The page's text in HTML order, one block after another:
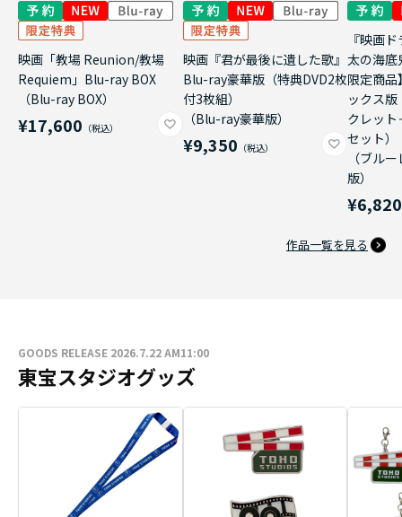
映画「教場 Reunion/教場
Requiem」Blu-ray BOX
（Blu-ray BOX）
¥17,600
映画『君が最後に遺した歌』
Blu-ray豪華版（特典DVD2枚
付3枚組）
（Blu-ray豪華版）
¥9,350
『映画
太の海底
限定商品
ックス
クレッ
セット）
（ブル
版）
¥6,820
作品一覧を見る
GOODS RELEASE 2026.7.22 AM11:00
東宝スタジオグッズ